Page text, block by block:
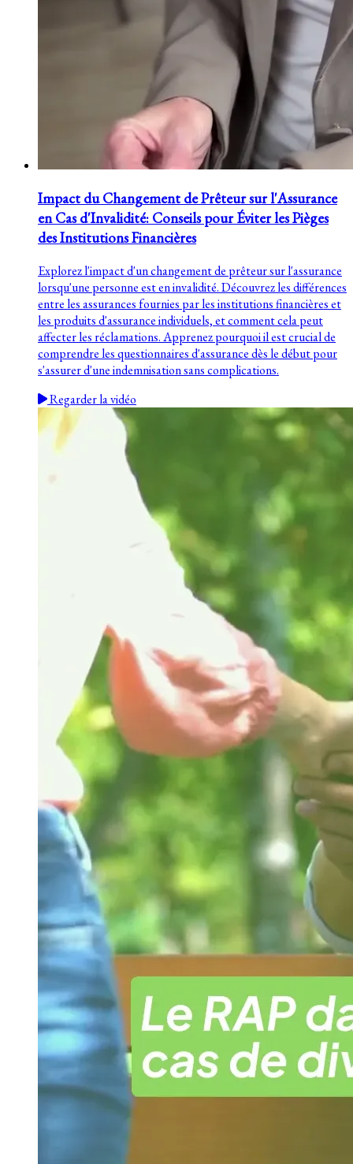
Impact du Changement de Prêteur sur l'Assurance
en Cas d'Invalidité: Conseils pour Éviter les Pièges
des Institutions Financières
Explorez l'impact d'un changement de prêteur sur l'assurance
lorsqu'une personne est en invalidité. Découvrez les différences
entre les assurances fournies par les institutions financières et
les produits d'assurance individuels, et comment cela peut
affecter les réclamations. Apprenez pourquoi il est crucial de
comprendre les questionnaires d'assurance dès le début pour
s'assurer d'une indemnisation sans complications.
Regarder la vidéo